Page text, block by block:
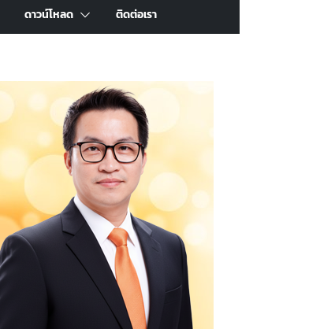
ดาวน์โหลด ติดต่อเรา